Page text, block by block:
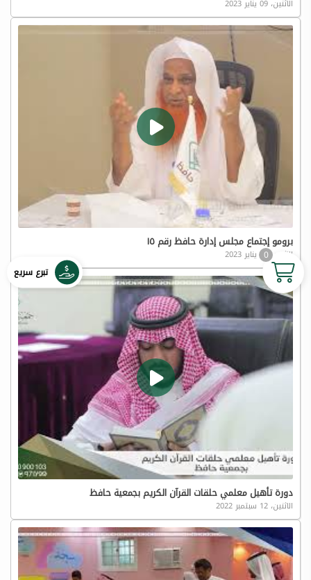
الاثنين، 09 يناير 2023
برومو إجتماع مجلس إدارة حافظ رقم ١٥
الاثنين، 09 يناير 2023
دورة تأهيل معلمي حلقات القرآن الكريم بجمعية حافظ
الاثنين، 12 سبتمبر 2022
تبرع سريع
0